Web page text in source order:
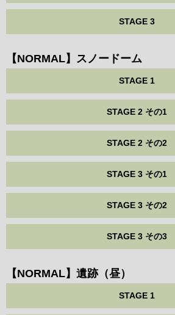
STAGE 3
【NORMAL】スノードーム
STAGE 1
STAGE 2 その1
STAGE 2 その2
STAGE 3 その1
STAGE 3 その2
STAGE 3 その3
【NORMAL】遺跡（昼）
STAGE 1